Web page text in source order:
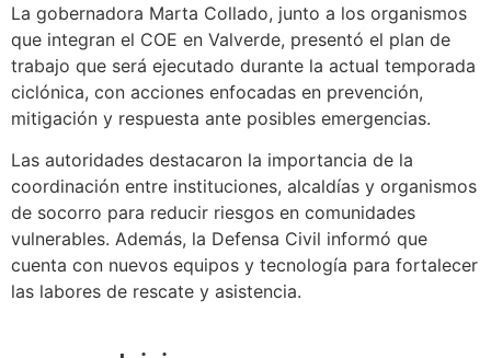
La gobernadora Marta Collado, junto a los organismos
que integran el COE en Valverde, presentó el plan de
trabajo que será ejecutado durante la actual temporada
ciclónica, con acciones enfocadas en prevención,
mitigación y respuesta ante posibles emergencias.
Las autoridades destacaron la importancia de la
coordinación entre instituciones, alcaldías y organismos
de socorro para reducir riesgos en comunidades
vulnerables. Además, la Defensa Civil informó que
cuenta con nuevos equipos y tecnología para fortalecer
las labores de rescate y asistencia.